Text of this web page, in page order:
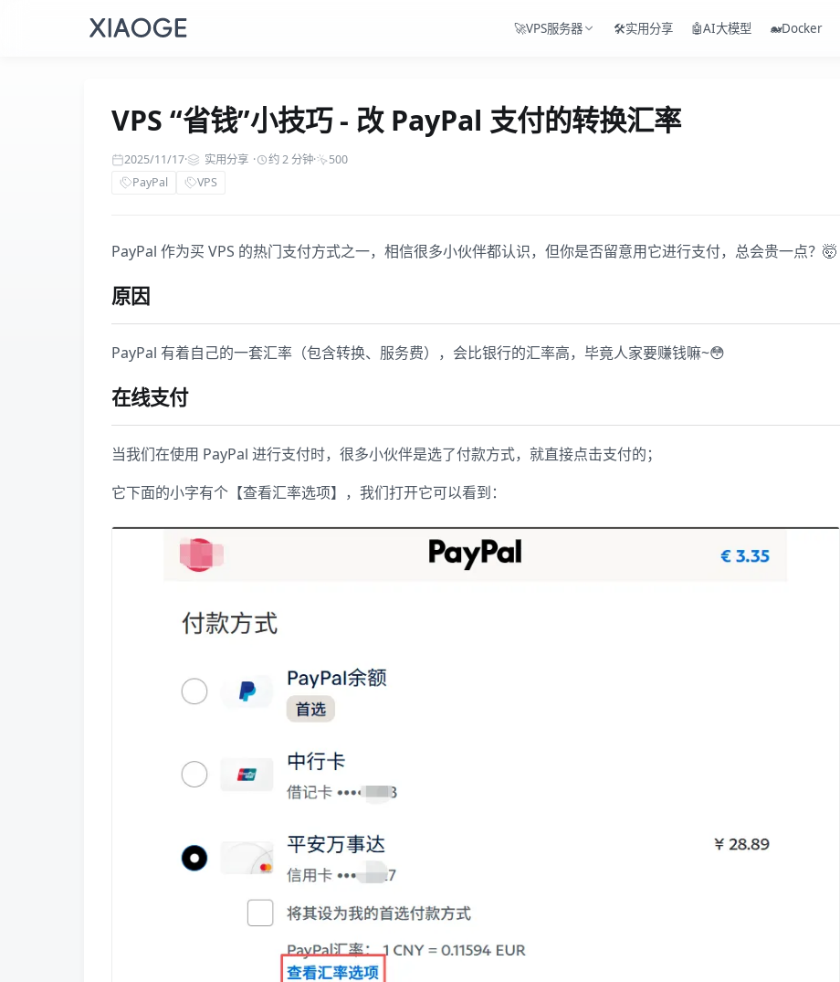
🚀VPS服务器 🛠️实用分享 🤖AI大模型 🐋Docker
VPS “省钱”小技巧 - 改 PayPal 支付的转换汇率
2025/11/17· 实用分享 · 约 2 分钟·
500
PayPal
VPS
PayPal 作为买 VPS 的热门支付方式之一，相信很多小伙伴都认识，但你是否留意用它进行支付，总会贵一点？🤯
原因
PayPal 有着自己的一套汇率（包含转换、服务费），会比银行的汇率高，毕竟人家要赚钱嘛~😳
在线支付
当我们在使用 PayPal 进行支付时，很多小伙伴是选了付款方式，就直接点击支付的；
它下面的小字有个【查看汇率选项】，我们打开它可以看到：